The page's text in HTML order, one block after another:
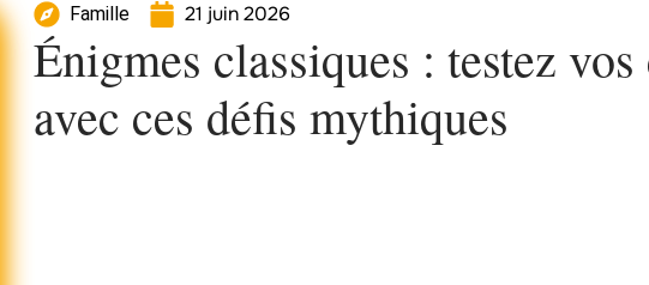
Famille 21 juin 2026
Énigmes classiques : testez
avec ces défis mythiques